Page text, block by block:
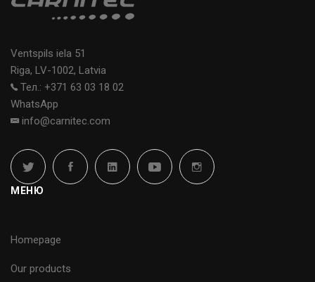
Ventspils iela 51
Riga, LV-1002, Latvia
Тел.: +371 63 03 18 02
WhatsApp
info@carnitec.com
МЕНЮ
Homepage
Our products